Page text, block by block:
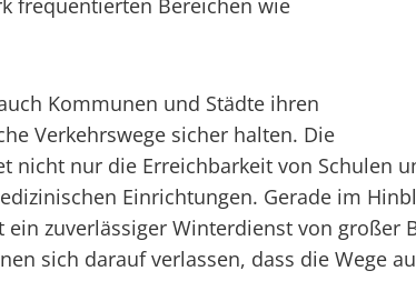
frequentierten Bereichen wie
Kommunen und Städte ihren
Verkehrswege sicher halten. Die
nicht nur die Erreichbarkeit von Schulen
Einrichtungen. Gerade im
zuverlässiger Winterdienst von großer
sich darauf verlassen, dass die Wege